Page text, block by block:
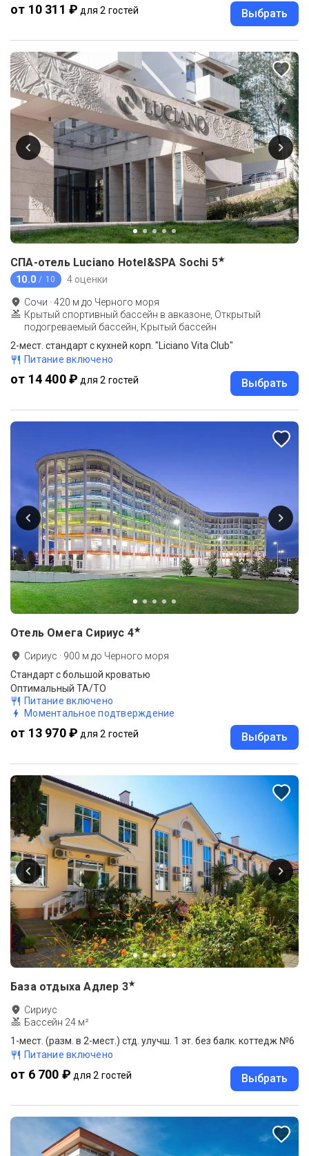
от 10 311 ₽ для 2 гостей Выбрать
СПА-отель Luciano Hotel&SPA Sochi 5★
10.0 / 10 4 оценки
Сочи ·420 м до Черного моря
Крытый спортивный бассейн в авказоне, Открытый
подогреваемый бассейн, Крытый бассейн
2-мест. стандарт с кухней корп. "Liciano Vita Club"
Питание включено
от 14 400 ₽ для 2 гостей Выбрать
Отель Омега Сириус 4★
Сириус · 900 м до Черного моря
Стандарт с большой кроватью
Оптимальный ТА/ТО
Питание включено
Моментальное подтверждение
от 13 970 ₽ для 2 гостей Выбрать
База отдыха Адлер 3★
Сириус
Бассейн 24 м²
1-мест. (разм. в 2-мест.) стд. улучш. 1 эт. без балк. коттедж №6
Питание включено
от 6 700 ₽ для 2 гостей Выбрать